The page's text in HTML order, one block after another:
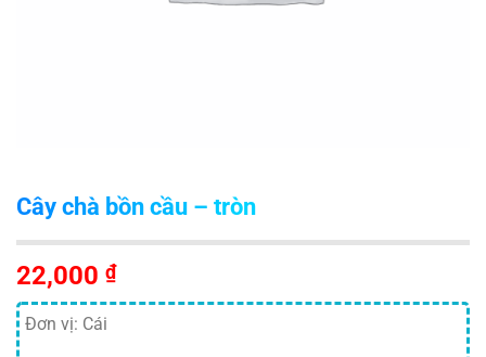
Cây chà bồn cầu – tròn
22,000 ₫
Đơn vị: Cái